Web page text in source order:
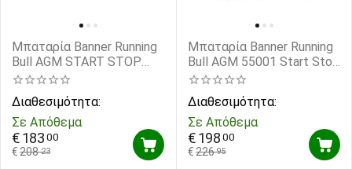
Μπαταρία Banner Running
Bull AGM START STOP
56001 12V Capacity 20hr
Εκκίνησης
Διαθεσιμότητα:
Σε Απόθεμα
€208 23
€183 00
Μπαταρία Banner Running
Bull AGM 55001 Start Stop
12V Capacity 20hr 50(Ah)
Εκκίνησης
Διαθεσιμότητα:
Σε Απόθεμα
€226 95
€198 00